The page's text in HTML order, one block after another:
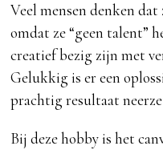
Veel mensen denken
omdat ze “geen talent”
creatief bezig zijn met
Gelukkig is er een
prachtig resultaat
Bij deze hobby is het